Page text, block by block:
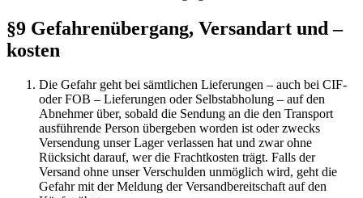
§9 Gefahrenübergang, Versandart und –
kosten
Die Gefahr geht bei sämtlichen Lieferungen – auch bei CIF-
oder FOB – Lieferungen oder Selbstabholung – auf den
Abnehmer über, sobald die Sendung an die den Transport
ausführende Person übergeben worden ist oder zwecks
Versendung unser Lager verlassen hat und zwar ohne
Rücksicht darauf, wer die Frachtkosten trägt. Falls der
Versand ohne unser Verschulden unmöglich wird, geht die
Gefahr mit der Meldung der Versandbereitschaft auf den